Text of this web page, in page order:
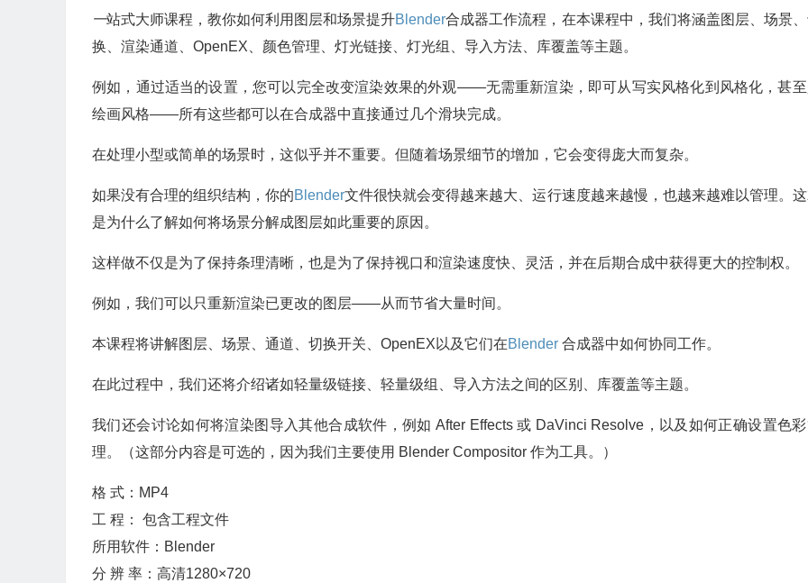
一站式大师课程，教你如何利用图层和场景提升Blender合成器工作流程，在本课程中，我们将涵盖图层、场景
换、渲染通道、OpenEX、颜色管理、灯光链接、灯光组、导入方法、库覆盖等主题。
例如，通过适当的设置，您可以完全改变渲染效果的外观——无需重新渲染，即可从写实风格化到风格化，甚
绘画风格——所有这些都可以在合成器中直接通过几个滑块完成。
在处理小型或简单的场景时，这似乎并不重要。但随着场景细节的增加，它会变得庞大而复杂。
如果没有合理的组织结构，你的Blender文件很快就会变得越来越大、运行速度越来越慢，也越来越难以管理。
是为什么了解如何将场景分解成图层如此重要的原因。
这样做不仅是为了保持条理清晰，也是为了保持视口和渲染速度快、灵活，并在后期合成中获得更大的控制权。
例如，我们可以只重新渲染已更改的图层——从而节省大量时间。
本课程将讲解图层、场景、通道、切换开关、OpenEX以及它们在Blender 合成器中如何协同工作。
在此过程中，我们还将介绍诸如轻量级链接、轻量级组、导入方法之间的区别、库覆盖等主题。
我们还会讨论如何将渲染图导入其他合成软件，例如 After Effects 或 DaVinci Resolve，以及如何正确设置色
理。（这部分内容是可选的，因为我们主要使用 Blender Compositor 作为工具。）
格 式：MP4
工 程： 包含工程文件
所用软件：Blender
分 辨 率：高清1280×720